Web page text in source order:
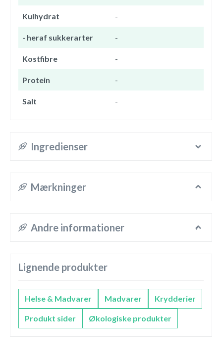
Kulhydrat -
- heraf sukkerarter -
Kostfibre -
Protein -
Salt -
Ingredienser
Mærkninger
Andre informationer
Lignende produkter
Helse & Madvarer Madvarer Krydderier
Produkt sider Økologiske produkter